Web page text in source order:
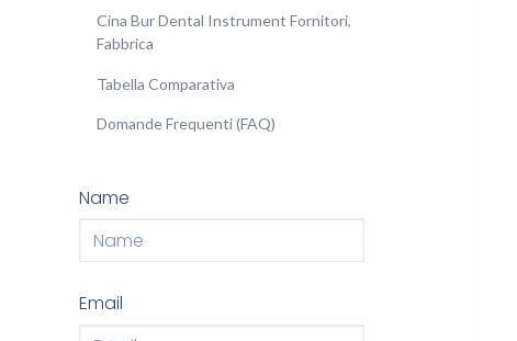
Cina Bur Dental Instrument Fornitori,
Fabbrica
Tabella Comparativa
Domande Frequenti (FAQ)
Name
Email